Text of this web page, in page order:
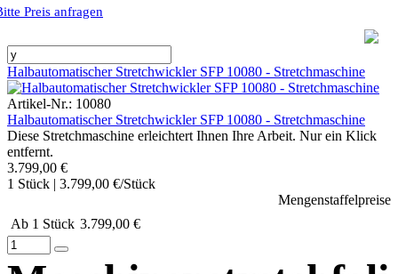
Preis anfragen
Halbautomatischer Stretchwickler SFP 10080 - Stretchmaschine
Artikel-Nr.: 10080
Halbautomatischer Stretchwickler SFP 10080 - Stretchmaschine
Diese Stretchmaschine erleichtert Ihnen Ihre Arbeit. Nur ein Klick
entfernt.
3.799,00 €
1 Stück | 3.799,00 €/Stück
Mengenstaffelpreise
Ab 1 Stück 3.799,00 €